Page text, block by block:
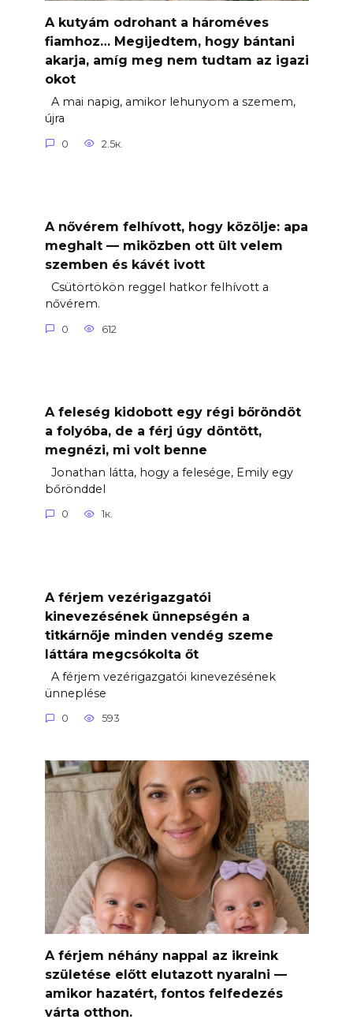
A kutyám odrohant a hároméves
fiamhoz… Megijedtem, hogy bántani
akarja, amíg meg nem tudtam az igazi
okot
A mai napig, amikor lehunyom a szemem,
újra
0 2.5к.
A nővérem felhívott, hogy közölje: apa
meghalt — miközben ott ült velem
szemben és kávét ivott
Csütörtökön reggel hatkor felhívott a
nővérem.
0 612
A feleség kidobott egy régi bőröndöt
a folyóba, de a férj úgy döntött,
megnézi, mi volt benne
Jonathan látta, hogy a felesége, Emily egy
bőrönddel
0 1к.
A férjem vezérigazgatói
kinevezésének ünnepségén a
titkárnője minden vendég szeme
láttára megcsókolta őt
A férjem vezérigazgatói kinevezésének
ünneplése
0 593
A férjem néhány nappal az ikreink
születése előtt elutazott nyaralni —
amikor hazatért, fontos felfedezés
várta otthon.